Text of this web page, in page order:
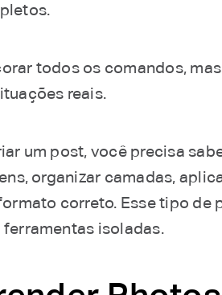
todos os comandos,
reais.
um post, você precisa
organizar camadas,
correto. Esse tipo de
isoladas.